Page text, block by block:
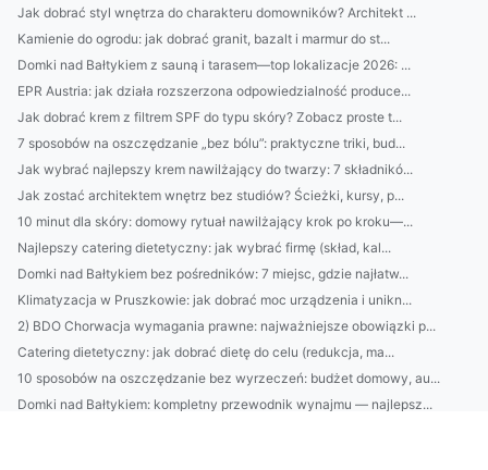
Jak dobrać styl wnętrza do charakteru domowników? Architekt ...
Kamienie do ogrodu: jak dobrać granit, bazalt i marmur do st...
Domki nad Bałtykiem z sauną i tarasem—top lokalizacje 2026: ...
EPR Austria: jak działa rozszerzona odpowiedzialność produce...
Jak dobrać krem z filtrem SPF do typu skóry? Zobacz proste t...
7 sposobów na oszczędzanie „bez bólu”: praktyczne triki, bud...
Jak wybrać najlepszy krem nawilżający do twarzy: 7 składnikó...
Jak zostać architektem wnętrz bez studiów? Ścieżki, kursy, p...
10 minut dla skóry: domowy rytuał nawilżający krok po kroku—...
Najlepszy catering dietetyczny: jak wybrać firmę (skład, kal...
Domki nad Bałtykiem bez pośredników: 7 miejsc, gdzie najłatw...
Klimatyzacja w Pruszkowie: jak dobrać moc urządzenia i unikn...
2) BDO Chorwacja wymagania prawne: najważniejsze obowiązki p...
Catering dietetyczny: jak dobrać dietę do celu (redukcja, ma...
10 sposobów na oszczędzanie bez wyrzeczeń: budżet domowy, au...
Domki nad Bałtykiem: kompletny przewodnik wynajmu — najlepsz...